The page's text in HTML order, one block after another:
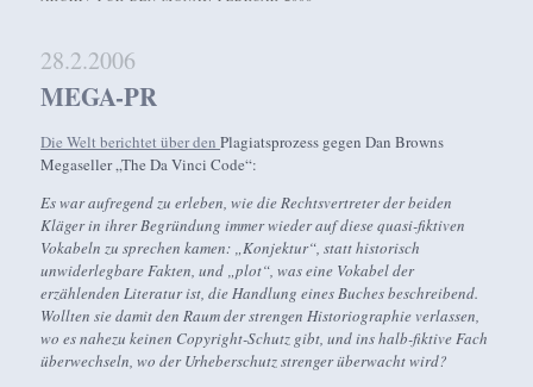
28.2.2006
MEGA-PR
Die Welt berichtet über denPlagiatsprozess gegen Dan Browns
Megaseller „The Da Vinci Code“:
Es war aufregend zu erleben, wie die Rechtsvertreter der beiden
Kläger in ihrer Begründung immer wieder auf diese quasi-fiktiven
Vokabeln zu sprechen kamen: „Konjektur“, statt historisch
unwiderlegbare Fakten, und „plot“, was eine Vokabel der
erzählenden Literatur ist, die Handlung eines Buches beschreibend.
Wollten sie damit den Raum der strengen Historiographie verlassen,
wo es nahezu keinen Copyright-Schutz gibt, und ins halb-fiktive Fach
überwechseln, wo der Urheberschutz strenger überwacht wird?